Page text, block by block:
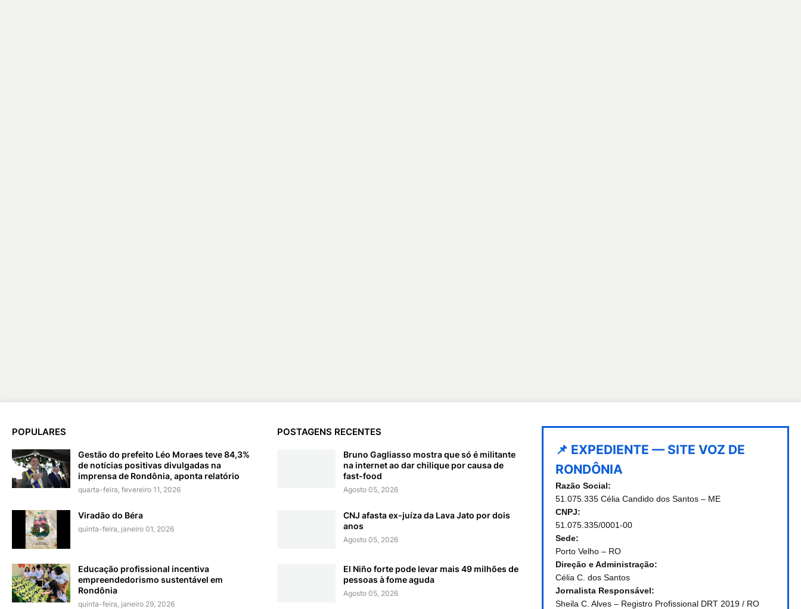
POPULARES
Gestão do prefeito Léo Moraes teve 84,3%
de notícias positivas divulgadas na
imprensa de Rondônia, aponta relatório
quarta-feira, fevereiro 11, 2026
Viradão do Béra
quinta-feira, janeiro 01, 2026
Educação profissional incentiva
empreendedorismo sustentável em
Rondônia
quinta-feira, janeiro 29, 2026
POSTAGENS RECENTES
Bruno Gagliasso mostra que só é militante
na internet ao dar chilique por causa de
fast-food
Agosto 05, 2026
CNJ afasta ex-juíza da Lava Jato por dois
anos
Agosto 05, 2026
El Niño forte pode levar mais 49 milhões de
pessoas à fome aguda
Agosto 05, 2026
📌 EXPEDIENTE — SITE VOZ DE
RONDÔNIA
Razão Social:
51.075.335 Célia Candido dos Santos – ME
CNPJ:
51.075.335/0001-00
Sede:
Porto Velho – RO
Direção e Administração:
Célia C. dos Santos
Jornalista Responsável:
Sheila C. Alves – Registro Profissional DRT 2019 / RO